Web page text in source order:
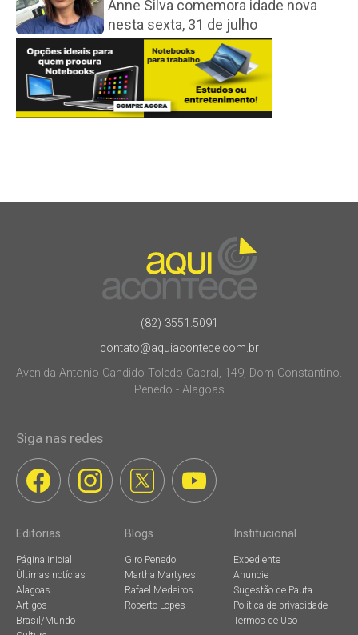
Anne Silva comemora idade nova
nesta sexta, 31 de julho
(82) 3551.5091
contato@aquiacontece.com.br
Avenida Antonio Candido Toledo Cabral, 149, Dom Constantino.
Penedo - Alagoas
Siga nas redes
Editorias
Página inicial
Últimas notícias
Alagoas
Artigos
Brasil/Mundo
Blogs
Giro Penedo
Martha Martyres
Rafael Medeiros
Roberto Lopes
Institucional
Expediente
Anuncie
Sugestão de Pauta
Política de privacidade
Termos de Uso